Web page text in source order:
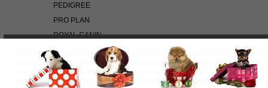
PEDIGREE
PRO PLAN
ROYAL CANIN
BÚSQUEDA RÁPIDA